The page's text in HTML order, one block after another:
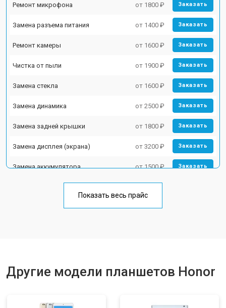
Ремонт микрофона от 1800 ₽ Заказать
Замена разъема питания от 1400 ₽ Заказать
Ремонт камеры от 1600 ₽ Заказать
Чистка от пыли от 1900 ₽ Заказать
Замена стекла от 1600 ₽ Заказать
Замена динамика от 2500 ₽ Заказать
Замена задней крышки от 1800 ₽ Заказать
Замена дисплея (экрана) от 3200 ₽ Заказать
Замена аккумулятора от 1500 ₽ Заказать
Замена материнской платы от 3200 ₽
Показать весь прайс
Другие модели планшетов Honor